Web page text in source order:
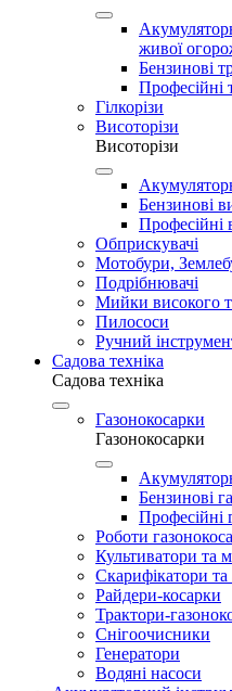
живої
Бензинові
Професійні
Гілкорізи
Висоторізи
Висоторізи
Бензинові
Професійні
Обприскувачі
Мотобури,
Подрібнювачі
Мийки високого
Пилососи
Ручний
Садова техніка
Садова техніка
Газонокосарки
Газонокосарки
Бензинові
Професійні
Роботи
Культиватори та
Скарифікатори та
Райдери-косарки
Трактори-
Снігоочисники
Генератори
Водяні насоси